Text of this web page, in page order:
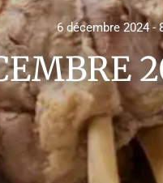
6 décembre 2024 -